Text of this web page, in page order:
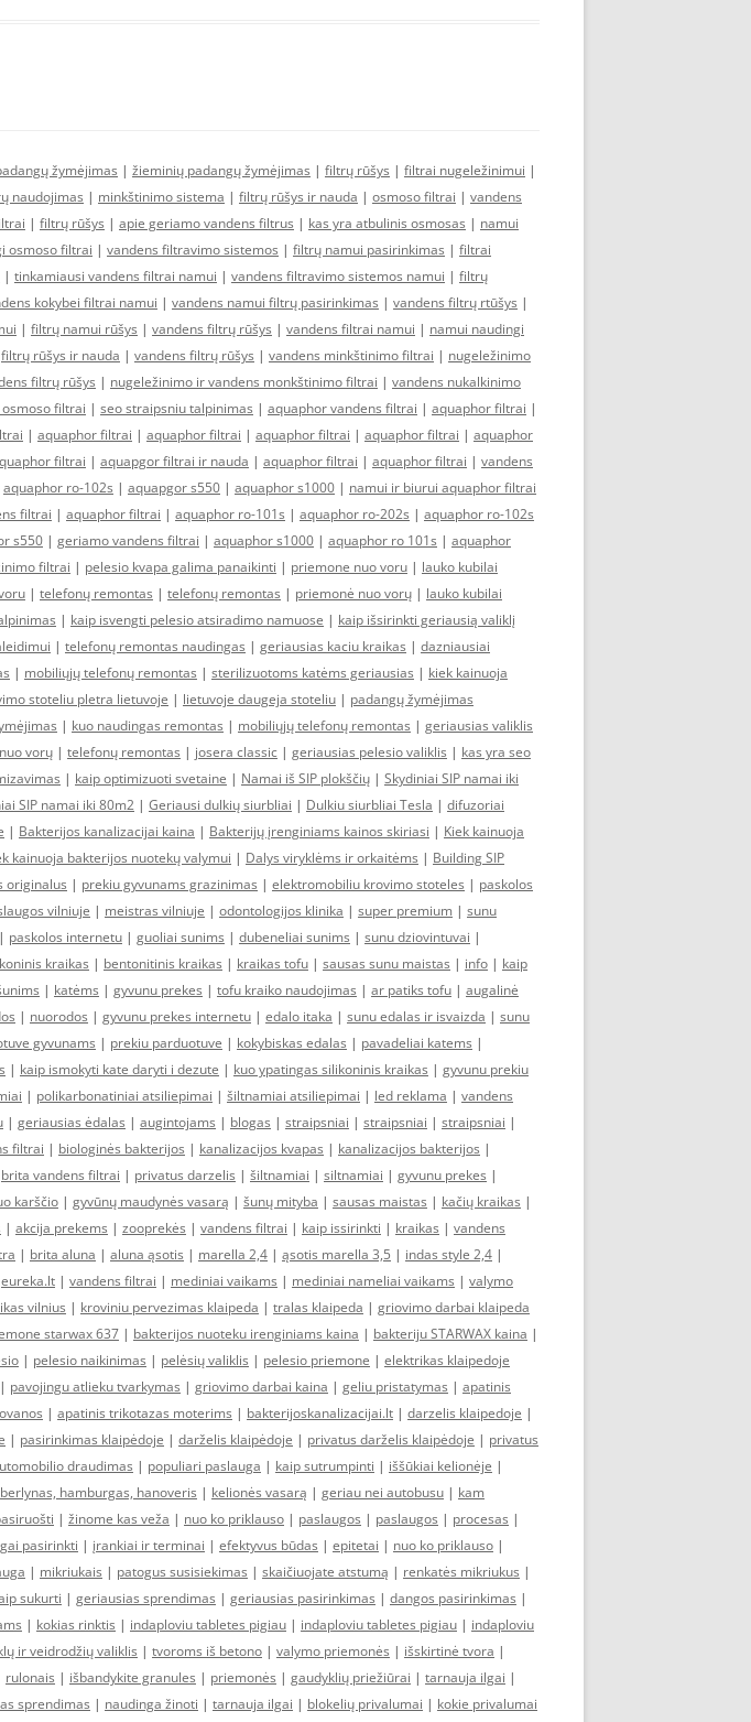
žymėjimas | žieminių padangų žymėjimas | filtrų rūšys | filtrai nugeležinimui |
naudojimas | minkštinimo sistema | filtrų rūšys ir nauda | osmoso filtrai | vandens
| filtrų rūšys | apie geriamo vandens filtrus | kas yra atbulinis osmosas | namui
osmoso filtrai | vandens filtravimo sistemos | filtrų namui pasirinkimas | filtrai
| tinkamiausi vandens filtrai namui | vandens filtravimo sistemos namui | filtrų
kokybei filtrai namui | vandens namui filtrų pasirinkimas | vandens filtrų rtūšys |
| filtrų namui rūšys | vandens filtrų rūšys | vandens filtrai namui | namui naudingi
filtrų rūšys ir nauda | vandens filtrų rūšys | vandens minkštinimo filtrai | nugeležinimo
filtrų rūšys | nugeležinimo ir vandens monkštinimo filtrai | vandens nukalkinimo
filtrai | seo straipsniu talpinimas | aquaphor vandens filtrai | aquaphor filtrai |
| aquaphor filtrai | aquaphor filtrai | aquaphor filtrai | aquaphor filtrai | aquaphor
filtrai | aquapgor filtrai ir nauda | aquaphor filtrai | aquaphor filtrai | vandens
aquaphor ro-102s | aquapgor s550 | aquaphor s1000 | namui ir biurui aquaphor filtrai
filtrai | aquaphor filtrai | aquaphor ro-101s | aquaphor ro-202s | aquaphor ro-102s
s550 | geriamo vandens filtrai | aquaphor s1000 | aquaphor ro 101s | aquaphor
filtrai | pelesio kvapa galima panaikinti | priemone nuo voru | lauko kubilai
| telefonų remontas | telefonų remontas | priemonė nuo vorų | lauko kubilai
| kaip isvengti pelesio atsiradimo namuose | kaip išsirinkti geriausią valiklį
| telefonų remontas naudingas | geriausias kaciu kraikas | dazniausiai
| mobiliųjų telefonų remontas | sterilizuotoms katėms geriausias | kiek kainuoja
stoteliu pletra lietuvoje | lietuvoje daugeja stoteliu | padangų žymėjimas
| kuo naudingas remontas | mobiliųjų telefonų remontas | geriausias valiklis
vorų | telefonų remontas | josera classic | geriausias pelesio valiklis | kas yra seo
| kaip optimizuoti svetaine | Namai iš SIP plokščių | Skydiniai SIP namai iki
SIP namai iki 80m2 | Geriausi dulkių siurbliai | Dulkiu siurbliai Tesla | difuzoriai
| Bakterijos kanalizacijai kaina | Bakterijų įrenginiams kainos skiriasi | Kiek kainuoja
kainuoja bakterijos nuotekų valymui | Dalys viryklėms ir orkaitėms | Building SIP
originalus | prekiu gyvunams grazinimas | elektromobiliu krovimo stoteles | paskolos
vilniuje | meistras vilniuje | odontologijos klinika | super premium | sunu
| paskolos internetu | guoliai sunims | dubeneliai sunims | sunu dziovintuvai |
kraikas | bentonitinis kraikas | kraikas tofu | sausas sunu maistas | info | kaip
| katėms | gyvunu prekes | tofu kraiko naudojimas | ar patiks tofu | augalinė
| nuorodos | gyvunu prekes internetu | edalo itaka | sunu edalas ir isvaizda | sunu
gyvunams | prekiu parduotuve | kokybiskas edalas | pavadeliai katems |
| kaip ismokyti kate daryti i dezute | kuo ypatingas silikoninis kraikas | gyvunu prekiu
| polikarbonatiniai atsiliepimai | šiltnamiai atsiliepimai | led reklama | vandens
| geriausias ėdalas | augintojams | blogas | straipsniai | straipsniai | straipsniai |
filtrai | biologinės bakterijos | kanalizacijos kvapas | kanalizacijos bakterijos |
brita vandens filtrai | privatus darzelis | šiltnamiai | siltnamiai | gyvunu prekes |
karščio | gyvūnų maudynės vasarą | šunų mityba | sausas maistas | kačių kraikas |
| akcija prekems | zooprekės | vandens filtrai | kaip issirinkti | kraikas | vandens
| brita aluna | aluna ąsotis | marella 2,4 | ąsotis marella 3,5 | indas style 2,4 |
eureka.lt | vandens filtrai | mediniai vaikams | mediniai nameliai vaikams | valymo
vilnius | kroviniu pervezimas klaipeda | tralas klaipeda | griovimo darbai klaipeda
starwax 637 | bakterijos nuoteku irenginiams kaina | bakteriju STARWAX kaina |
| pelesio naikinimas | pelėsių valiklis | pelesio priemone | elektrikas klaipedoje
| pavojingu atlieku tvarkymas | griovimo darbai kaina | geliu pristatymas | apatinis
| apatinis trikotazas moterims | bakterijoskanalizacijai.lt | darzelis klaipedoje |
| pasirinkimas klaipėdoje | darželis klaipėdoje | privatus darželis klaipėdoje | privatus
draudimas | populiari paslauga | kaip sutrumpinti | iššūkiai kelionėje |
berlynas, hamburgas, hanoveris | kelionės vasarą | geriau nei autobusu | kam
| žinome kas veža | nuo ko priklauso | paslaugos | paslaugos | procesas |
pasirinkti | įrankiai ir terminai | efektyvus būdas | epitetai | nuo ko priklauso |
| mikriukais | patogus susisiekimas | skaičiuojate atstumą | renkatės mikriukus |
sukurti | geriausias sprendimas | geriausias pasirinkimas | dangos pasirinkimas |
| kokias rinktis | indaploviu tabletes pigiau | indaploviu tabletes pigiau | indaploviu
ir veidrodžių valiklis | tvoroms iš betono | valymo priemonės | išskirtinė tvora |
rulonais | išbandykite granules | priemonės | gaudyklių priežiūrai | tarnauja ilgai |
sprendimas | naudinga žinoti | tarnauja ilgai | blokelių privalumai | kokie privalumai